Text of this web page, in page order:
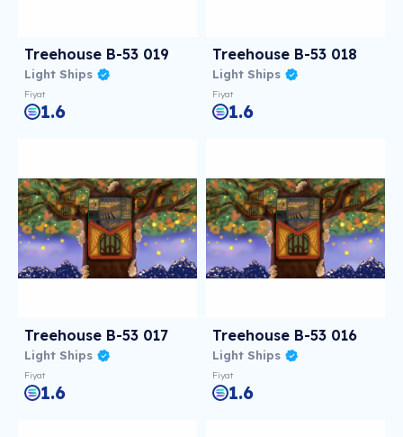
Treehouse B-53 019
Light Ships
Fiyat
1.6
Treehouse B-53 018
Light Ships
Fiyat
1.6
Treehouse B-53 017
Light Ships
Fiyat
1.6
Treehouse B-53 016
Light Ships
Fiyat
1.6